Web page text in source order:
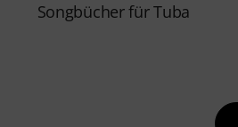
Songbücher für Tuba